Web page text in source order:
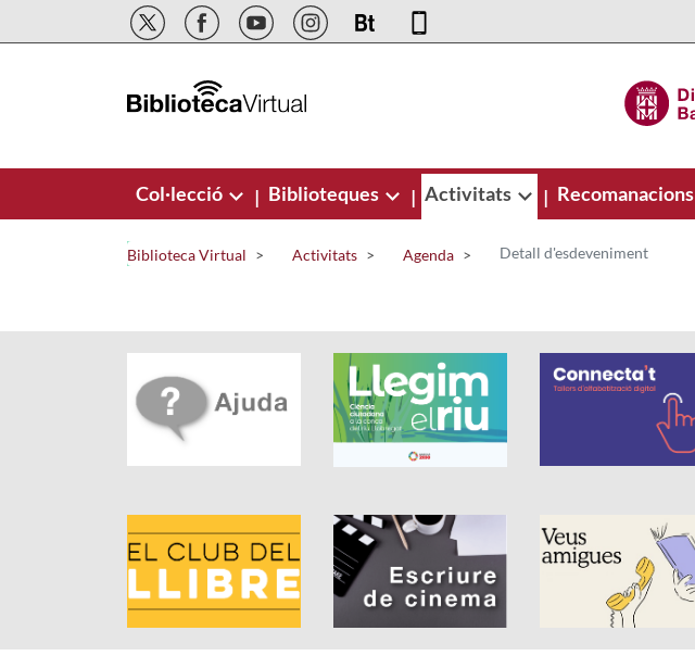
Salta al contingut principal
Col·lecció | Biblioteques | Activitats | Recomanacions
Biblioteca Virtual Activitats Agenda Detall d'esdeveniment